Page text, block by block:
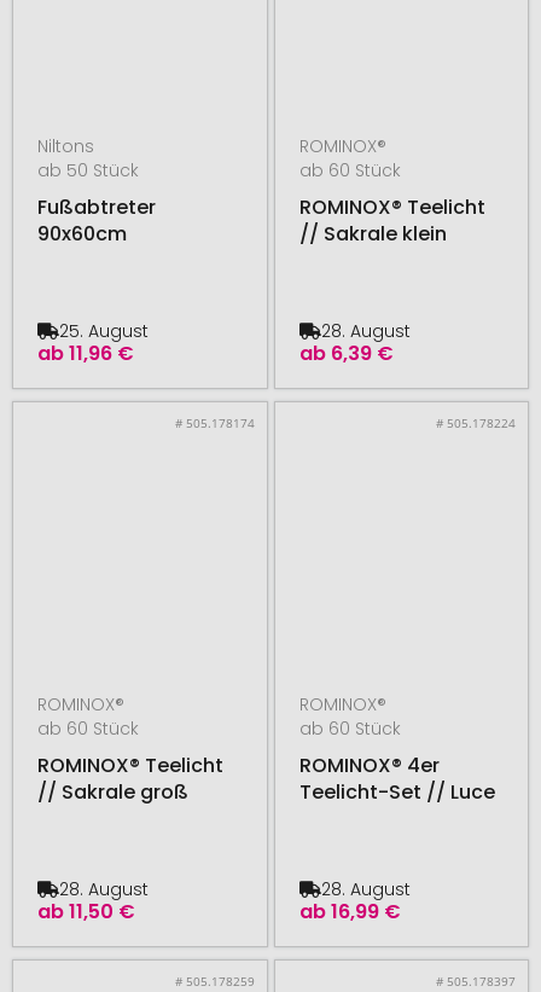
Niltons
ab 50 Stück
Fußabtreter
90x60cm
ab11,96 €
25. August
ROMINOX®
ab 60 Stück
ROMINOX® Teelicht
// Sakrale klein
ab 6,39 €
28. August
# 505.178174
ROMINOX®
ab 60 Stück
ROMINOX® Teelicht
// Sakrale groß
ab11,50 €
28. August
# 505.178224
ROMINOX®
ab 60 Stück
ROMINOX® 4er
Teelicht-Set // Luce
ab16,99 €
28. August
# 505.178259 # 505.178397